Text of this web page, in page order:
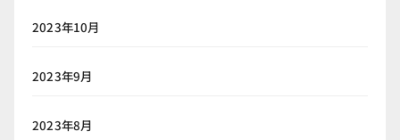
2023年10月
2023年9月
2023年8月